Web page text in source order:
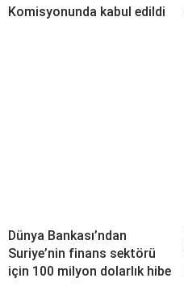
Komisyonunda kabul edildi
Dünya Bankası’ndan
Suriye’nin finans sektörü
için 100 milyon dolarlık hibe